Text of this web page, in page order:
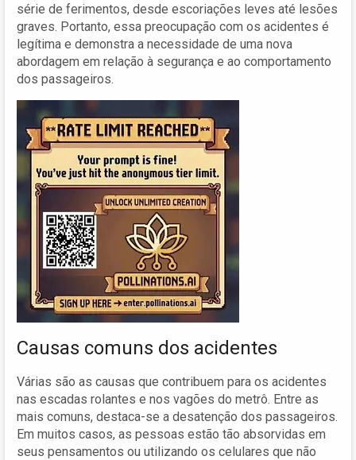
série de ferimentos, desde escoriações leves até lesões
graves. Portanto, essa preocupação com os acidentes é
legítima e demonstra a necessidade de uma nova
abordagem em relação à segurança e ao comportamento
dos passageiros.
Causas comuns dos acidentes
Várias são as causas que contribuem para os acidentes
nas escadas rolantes e nos vagões do metrô. Entre as
mais comuns, destaca-se a desatenção dos passageiros.
Em muitos casos, as pessoas estão tão absorvidas em
seus pensamentos ou utilizando os celulares que não